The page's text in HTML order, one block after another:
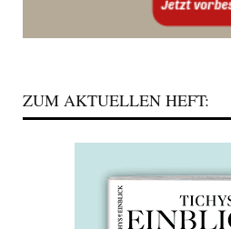
ZUM AKTUELLEN HEFT: